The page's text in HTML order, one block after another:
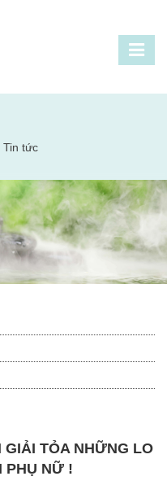
Tin tức
GIẢI TỎA NHỮNG LO
PHỤ NỮ !